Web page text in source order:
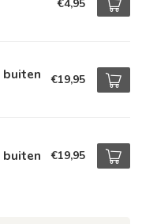
€4,95
€19,95
buiten €19,95